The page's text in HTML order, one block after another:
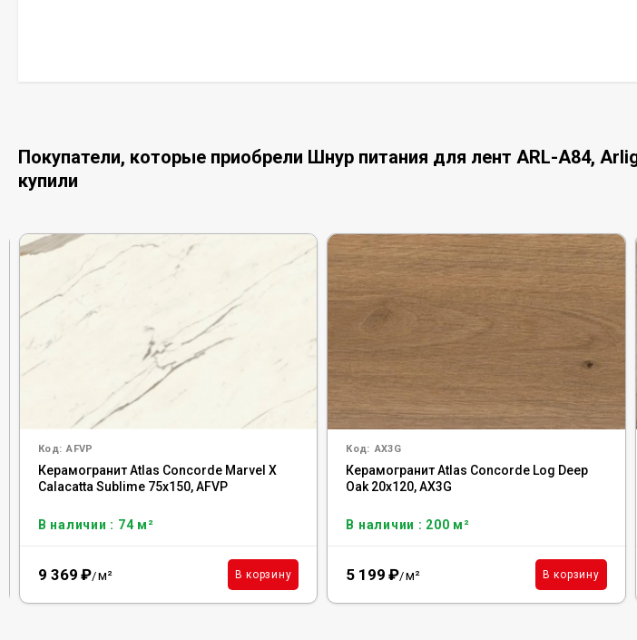
Покупатели, которые приобрели Шнур питания для лент ARL-A84,
купили
Код: AFVP
Керамогранит Atlas Concorde Marvel X
Calacatta Sublime 75x150, AFVP
В наличии : 74 м²
9 369 ₽/м² В корзину
Код: AX3G
Керамогранит Atlas Concorde Log Deep
Oak 20x120, AX3G
В наличии : 200 м²
5 199 ₽/м² В корзину